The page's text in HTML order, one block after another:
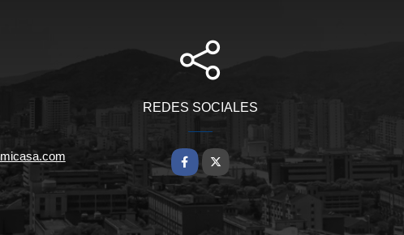
REDES SOCIALES
Facebook
X